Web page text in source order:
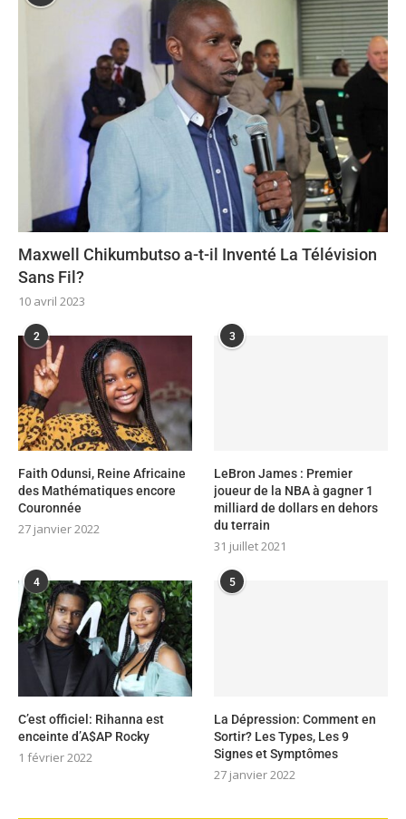
Maxwell Chikumbutso a-t-il Inventé La Télévision
Sans Fil?
10 avril 2023
2
Faith Odunsi, Reine Africaine
des Mathématiques encore
Couronnée
27 janvier 2022
3
LeBron James : Premier
joueur de la NBA à gagner 1
milliard de dollars en dehors
du terrain
31 juillet 2021
4
C’est officiel: Rihanna est
enceinte d’A$AP Rocky
1 février 2022
5
La Dépression: Comment en
Sortir? Les Types, Les 9
Signes et Symptômes
27 janvier 2022